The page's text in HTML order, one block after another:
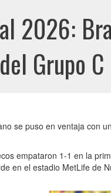
2026:
Grupo C
se puso en ventaja con
empataron 1-1 en la
en el estadio MetLife de